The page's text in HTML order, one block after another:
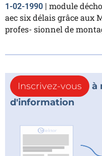
1-02-1990
module
aec six délais grâce aux
profes- sionnel de
Inscrivez-vous
à
d'information